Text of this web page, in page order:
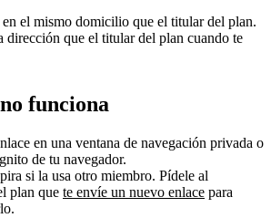
el mismo domicilio que el titular del plan.
dirección que el titular del plan cuando te
funciona
en una ventana de navegación privada o
de tu navegador.
si la usa otro miembro. Pídele al
plan que te envíe un nuevo enlace para